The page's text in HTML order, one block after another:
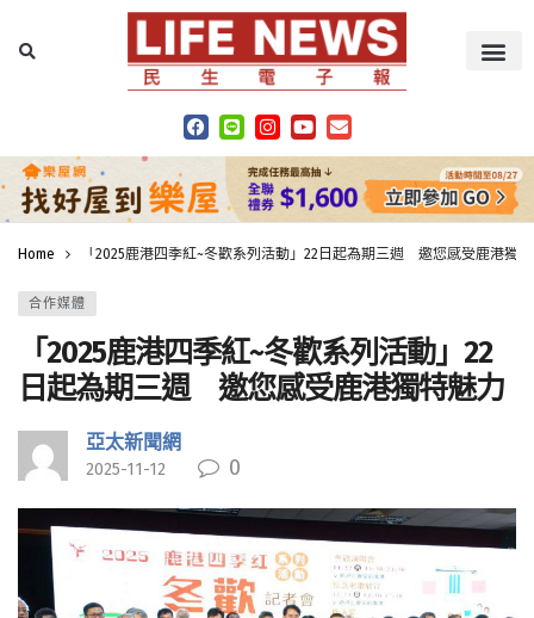
Home 「2025鹿港四季紅~冬歡系列活動」22日起為期三週 邀您感受鹿港獨
合作媒體
「2025鹿港四季紅~冬歡系列活動」22
日起為期三週 邀您感受鹿港獨特魅力
亞太新聞網
2025-11-12 0